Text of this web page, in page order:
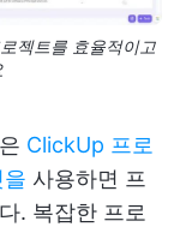
젝트를 효율적이고
ClickUp 프로
사용하면 프
. 복잡한 프로